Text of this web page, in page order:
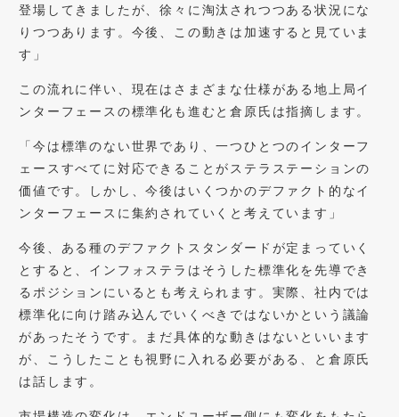
登場してきましたが、徐々に淘汰されつつある状況にな
りつつあります。今後、この動きは加速すると見ていま
す」
この流れに伴い、現在はさまざまな仕様がある地上局イ
ンターフェースの標準化も進むと倉原氏は指摘します。
「今は標準のない世界であり、一つひとつのインターフ
ェースすべてに対応できることがステラステーションの
価値です。しかし、今後はいくつかのデファクト的なイ
ンターフェースに集約されていくと考えています」
今後、ある種のデファクトスタンダードが定まっていく
とすると、インフォステラはそうした標準化を先導でき
るポジションにいるとも考えられます。実際、社内では
標準化に向け踏み込んでいくべきではないかという議論
があったそうです。まだ具体的な動きはないといいます
が、こうしたことも視野に入れる必要がある、と倉原氏
は話します。